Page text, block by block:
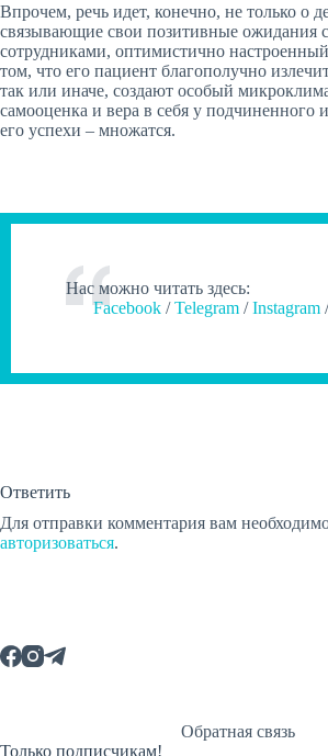
Впрочем, речь идет, конечно, не только о
связывающие свои позитивные ожидания
сотрудниками, оптимистично
том, что его пациент благополучно
так или иначе, создают особый
самооценка и вера в себя у подчиненного
его успехи – множатся.
Нас можно читать здесь:
Facebook/Telegram/Instagram
Ответить
Для отправки комментария вам
авторизоваться.
Обратная связь
Только подписчикам!